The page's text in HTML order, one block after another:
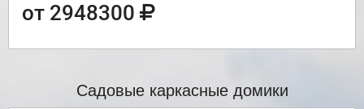
от 2948300
Садовые каркасные домики